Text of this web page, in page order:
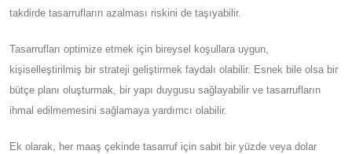
takdirde tasarrufların azalması riskini de taşıyabilir.
Tasarrufları optimize etmek için bireysel koşullara uygun,
kişiselleştirilmiş bir strateji geliştirmek faydalı olabilir. Esnek bile olsa bir
bütçe planı oluşturmak, bir yapı duygusu sağlayabilir ve tasarrufların
ihmal edilmemesini sağlamaya yardımcı olabilir.
Ek olarak, her maaş çekinde tasarruf için sabit bir yüzde veya dolar